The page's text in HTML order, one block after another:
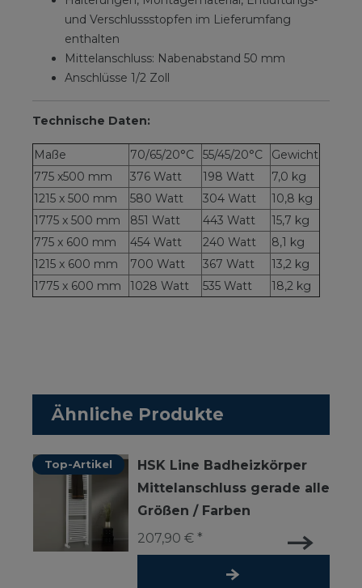
und Verschlussstopfen im Lieferumfang
enthalten
Mittelanschluss: Nabenabstand 50 mm
Anschlüsse 1/2 Zoll
Technische Daten:
Maße 70/65/20°C 55/45/20°C
Gewicht
775 x500 mm
376 Watt 198 Watt
7,0 kg
1215 x 500 mm
580 Watt 304 Watt
10,8 kg
1775 x 500 mm
851 Watt 443 Watt
15,7 kg
775 x 600 mm
454 Watt 240 Watt
8,1 kg
1215 x 600 mm
700 Watt 367 Watt
13,2 kg
1775 x 600 mm
1028 Watt 535 Watt 18,2 kg
Ähnliche Produkte
Top-Artikel
HSK Line Badheizkörper
Mittelanschluss gerade alle
Größen / Farben
207,90 € *